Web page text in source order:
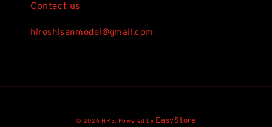
Contact us
hiroshisanmodel@gmail.com
© 2026 HRS. Powered by EasyStore